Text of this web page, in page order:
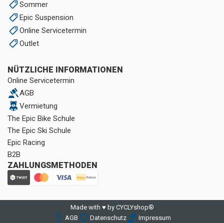
Sommer
Epic Suspension
Online Servicetermin
Outlet
NÜTZLICHE INFORMATIONEN
Online Servicetermin
AGB
Vermietung
The Epic Bike Schule
The Epic Ski Schule
Epic Racing
B2B
ZAHLUNGSMETHODEN
Made with ♥ by CYCLYshop®
AGB
Datenschutz Impressum